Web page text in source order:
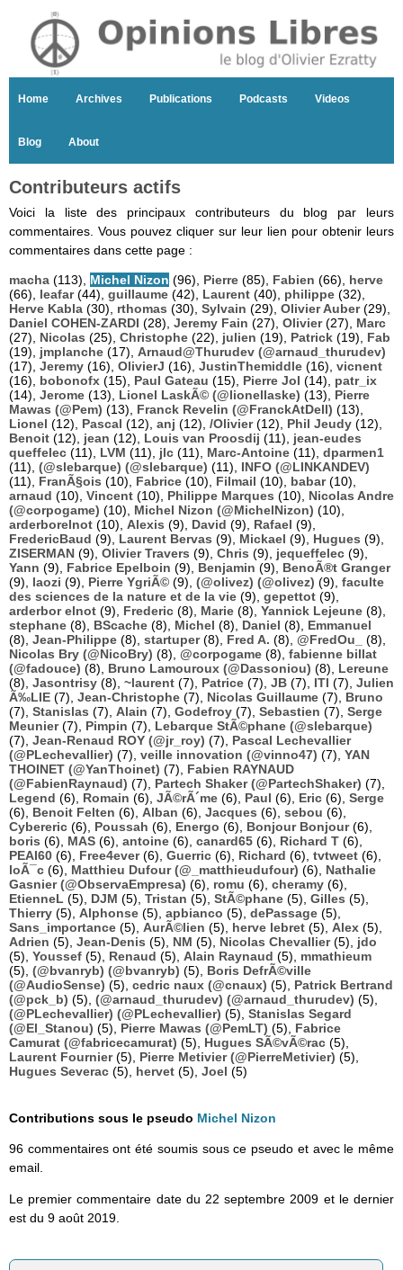
Home Archives Publications Podcasts Videos
Blog About
Contributeurs actifs
Voici la liste des principaux contributeurs du blog par leurs
commentaires. Vous pouvez cliquer sur leur lien pour obtenir leurs
commentaires dans cette page :
macha (113), Michel Nizon (96), Pierre (85), Fabien (66), herve
(66), leafar(44), guillaume (42), Laurent (40), philippe (32),
Herve Kabla (30), rthomas (30), Sylvain (29), Olivier Auber(29),
Daniel COHEN-ZARDI (28), Jeremy Fain (27), Olivier(27), Marc
(27), Nicolas (25), Christophe (22), julien (19), Patrick (19), Fab
(19), jmplanche (17), Arnaud@Thurudev (@arnaud_thurudev)
(17), Jeremy (16), OlivierJ (16), JustinThemiddle (16), vicnent
(16), bobonofx (15), Paul Gateau (15), Pierre Jol (14), patr_ix
(14), Jerome (13), Lionel LaskÃ© (@lionellaske) (13), Pierre
Mawas (@Pem) (13), Franck Revelin (@FranckAtDell) (13),
Lionel (12), Pascal (12), anj (12), /Olivier(12), Phil Jeudy (12),
Benoit (12), jean (12), Louis van Proosdij (11), jean-eudes
queffelec (11), LVM (11), jlc (11), Marc-Antoine (11), dparmen1
(11), (@slebarque) (@slebarque) (11), INFO (@LINKANDEV)
(11), FranÃ§ois (10), Fabrice (10), Filmail (10), babar(10),
arnaud (10), Vincent (10), Philippe Marques (10), Nicolas Andre
(@corpogame) (10), Michel Nizon (@MichelNizon) (10),
arderborelnot (10), Alexis (9), David (9), Rafael (9),
FredericBaud (9), Laurent Bervas (9), Mickael (9), Hugues (9),
ZISERMAN (9), Olivier Travers (9), Chris (9), jequeffelec (9),
Yann (9), Fabrice Epelboin (9), Benjamin (9), BenoÃ®t Granger
(9), laozi (9), Pierre YgriÃ© (9), (@olivez) (@olivez) (9), faculte
des sciences de la nature et de la vie (9), gepettot (9),
arderbor elnot (9), Frederic (8), Marie (8), Yannick Lejeune (8),
stephane (8), BScache (8), Michel (8), Daniel (8), Emmanuel
(8), Jean-Philippe (8), startuper(8), Fred A. (8), @FredOu_
(8),
Nicolas Bry (@NicoBry) (8), @corpogame (8), fabienne billat
(@fadouce) (8), Bruno Lamouroux (@Dassoniou) (8), Lereune
(8), Jasontrisy (8), ~laurent (7), Patrice (7), JB (7), ITI (7), Julien
Ã‰LIE (7), Jean-Christophe (7), Nicolas Guillaume (7), Bruno
(7), Stanislas (7), Alain (7), Godefroy (7), Sebastien (7), Serge
Meunier(7), Pimpin (7), Lebarque StÃ©phane (@slebarque)
(7), Jean-Renaud ROY (@jr_roy) (7), Pascal Lechevallier
(@PLechevallier) (7), veille innovation (@vinno47) (7), YAN
THOINET (@YanThoinet) (7), Fabien RAYNAUD
(@FabienRaynaud) (7), Partech Shaker (@PartechShaker) (7),
Legend (6), Romain (6), JÃ©rÃ´me (6), Paul (6), Eric (6), Serge
(6), Benoit Felten (6), Alban (6), Jacques (6), sebou (6),
Cybereric (6), Poussah (6), Energo (6), Bonjour Bonjour(6),
boris (6), MAS (6), antoine (6), canard65 (6), Richard T (6),
PEAI60 (6), Free4ever(6), Guerric (6), Richard (6), tvtweet (6),
loÃ¯c (6), Matthieu Dufour (@_matthieudufour) (6), Nathalie
Gasnier (@ObservaEmpresa) (6), romu (6), cheramy (6),
EtienneL (5), DJM (5), Tristan (5), StÃ©phane (5), Gilles (5),
Thierry (5), Alphonse (5), apbianco (5), dePassage (5),
Sans_importance (5), AurÃ©lien (5), herve lebret (5), Alex (5),
Adrien (5), Jean-Denis (5), NM (5), Nicolas Chevallier(5), jdo
(5), Youssef (5), Renaud (5), Alain Raynaud (5), mmathieum
(5), (@bvanryb) (@bvanryb) (5), Boris DefrÃ©ville
(@AudioSense) (5), cedric naux (@cnaux) (5), Patrick Bertrand
(@pck_b) (5), (@arnaud_thurudev) (@arnaud_thurudev) (5),
(@PLechevallier) (@PLechevallier) (5), Stanislas Segard
(@El_Stanou) (5), Pierre Mawas (@PemLT) (5), Fabrice
Camurat (@fabricecamurat) (5), Hugues SÃ©vÃ©rac (5),
Laurent Fournier(5), Pierre Metivier (@PierreMetivier) (5),
Hugues Severac (5), hervet (5), Joel (5)
Contributions sous le pseudo Michel Nizon
96 commentaires ont été soumis sous ce pseudo et avec le même
email.
Le premier commentaire date du 22 septembre 2009 et le dernier
est du 9 août 2019.